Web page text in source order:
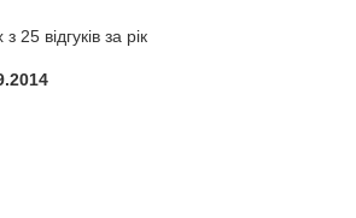
25 відгуків за рік